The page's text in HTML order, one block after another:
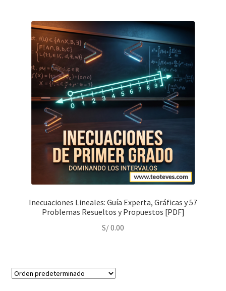
Inecuaciones Lineales: Guía Experta, Gráficas y 57
Problemas Resueltos y Propuestos [PDF]
S/0.00